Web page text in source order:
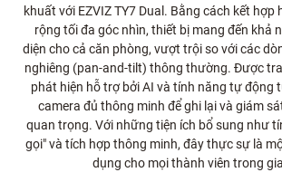
khuất với EZVIZ TY7 Dual. Bằng cách kết hợp
rộng tối đa góc nhìn, thiết bị mang đến khả
diện cho cả căn phòng, vượt trội so với các
nghiêng (pan-and-tilt) thông thường. Được
phát hiện hỗ trợ bởi AI và tính năng tự động
camera đủ thông minh để ghi lại và giám
quan trọng. Với những tiện ích bổ sung như
gọi" và tích hợp thông minh, đây thực sự là
dụng cho mọi thành viên trong